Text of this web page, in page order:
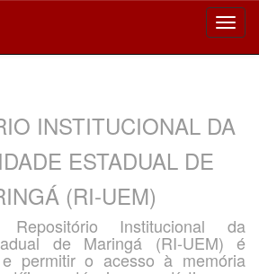
INSTITUCIONAL DA
ESTADUAL DE
(RI-UEM)
Institucional da
de Maringá (RI-UEM) é
permitir o acesso à memória